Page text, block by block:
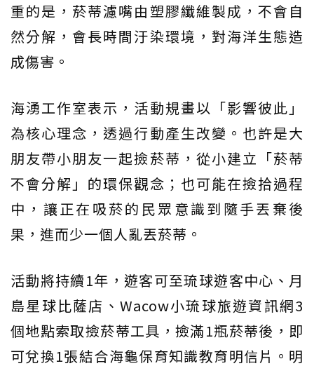
重的是，菸蒂濾嘴由塑膠纖維製成，不會自
然分解，會長時間汙染環境，對海洋生態造
成傷害。
海湧工作室表示，活動規畫以「影響彼此」
為核心理念，透過行動產生改變。也許是大
朋友帶小朋友一起撿菸蒂，從小建立「菸蒂
不會分解」的環保觀念；也可能在撿拾過程
中，讓正在吸菸的民眾意識到隨手丟棄後
果，進而少一個人亂丟菸蒂。
活動將持續1年，遊客可至琉球遊客中心、月
島星球比薩店、Wacow小琉球旅遊資訊網3
個地點索取撿菸蒂工具，撿滿1瓶菸蒂後，即
可兌換1張結合海龜保育知識教育明信片。明